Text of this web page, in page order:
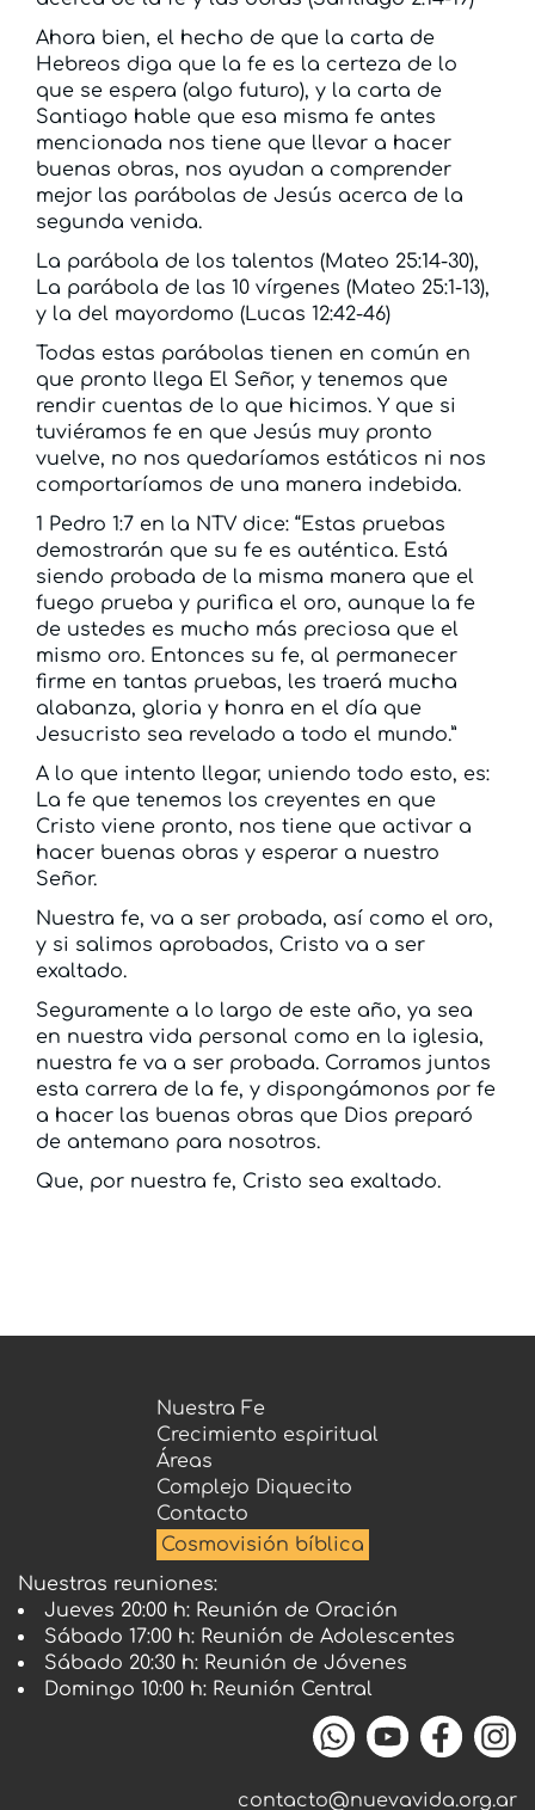
Ahora bien, el hecho de que la carta de
Hebreos diga que la fe es la certeza de lo
que se espera (algo futuro), y la carta de
Santiago hable que esa misma fe antes
mencionada nos tiene que llevar a hacer
buenas obras, nos ayudan a comprender
mejor las parábolas de Jesús acerca de la
segunda venida.
La parábola de los talentos (Mateo 25:14-30),
La parábola de las 10 vírgenes (Mateo 25:1-13),
y la del mayordomo (Lucas 12:42-46)
Todas estas parábolas tienen en común en
que pronto llega El Señor, y tenemos que
rendir cuentas de lo que hicimos. Y que si
tuviéramos fe en que Jesús muy pronto
vuelve, no nos quedaríamos estáticos ni nos
comportaríamos de una manera indebida.
1 Pedro 1:7 en la NTV dice: “Estas pruebas
demostrarán que su fe es auténtica. Está
siendo probada de la misma manera que el
fuego prueba y purifica el oro, aunque la fe
de ustedes es mucho más preciosa que el
mismo oro. Entonces su fe, al permanecer
firme en tantas pruebas, les traerá mucha
alabanza, gloria y honra en el día que
Jesucristo sea revelado a todo el mundo.”
A lo que intento llegar, uniendo todo esto, es:
La fe que tenemos los creyentes en que
Cristo viene pronto, nos tiene que activar a
hacer buenas obras y esperar a nuestro
Señor.
Nuestra fe, va a ser probada, así como el oro,
y si salimos aprobados, Cristo va a ser
exaltado.
Seguramente a lo largo de este año, ya sea
en nuestra vida personal como en la iglesia,
nuestra fe va a ser probada. Corramos juntos
esta carrera de la fe, y dispongámonos por fe
a hacer las buenas obras que Dios preparó
de antemano para nosotros.
Que, por nuestra fe, Cristo sea exaltado.
Nuestra Fe
Crecimiento espiritual
Áreas
Complejo Diquecito
Contacto
Cosmovisión bíblica
Nuestras reuniones:
Jueves 20:00 h: Reunión de Oración
Sábado 17:00 h: Reunión de Adolescentes
Sábado 20:30 h: Reunión de Jóvenes
Domingo 10:00 h: Reunión Central
contacto@nuevavida.org.ar